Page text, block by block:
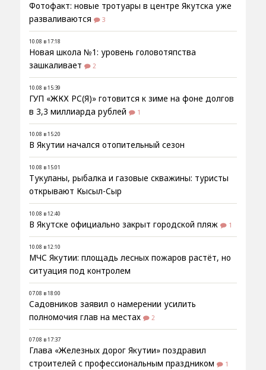
Фотофакт: новые тротуары в центре Якутска уже
разваливаются
3
10.08 в 17:18
Новая школа №1: уровень головотяпства
зашкаливает
2
10.08 в 15:39
ГУП «ЖКХ РС(Я)» готовится к зиме на фоне долгов
в 3,3 миллиарда рублей
1
10.08 в 15:20
В Якутии начался отопительный сезон
10.08 в 15:01
Тукуланы, рыбалка и газовые скважины: туристы
открывают Кысыл-Сыр
10.08 в 12:40
В Якутске официально закрыт городской пляж 1
10.08 в 12:10
МЧС Якутии: площадь лесных пожаров растёт, но
ситуация под контролем
07.08 в 18:00
Садовников заявил о намерении усилить
полномочия глав на местах
2
07.08 в 17:37
Глава «Железных дорог Якутии» поздравил
строителей с профессиональным праздником
1